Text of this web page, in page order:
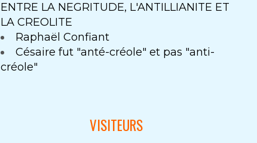
ENTRE LA NEGRITUDE, L'ANTILLIANITE ET
LA CREOLITE
Raphaël Confiant
Césaire fut "anté-créole" et pas "anti-
créole"
VISITEURS